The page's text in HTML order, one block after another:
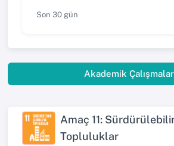
Son 30 gün
Akademik Çalışmalar
Amaç 11:
Topluluklar